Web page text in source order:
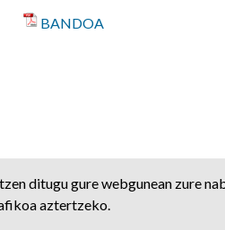
BANDOA
ditugu gure webgunean zure
aztertzeko.